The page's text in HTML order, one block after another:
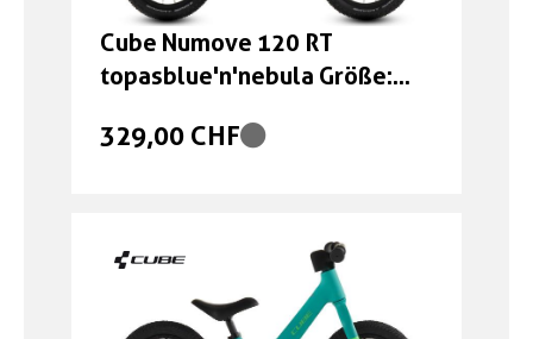
Cube Numove 120 RT
topasblue'n'nebula Größe:
329,00 CHF